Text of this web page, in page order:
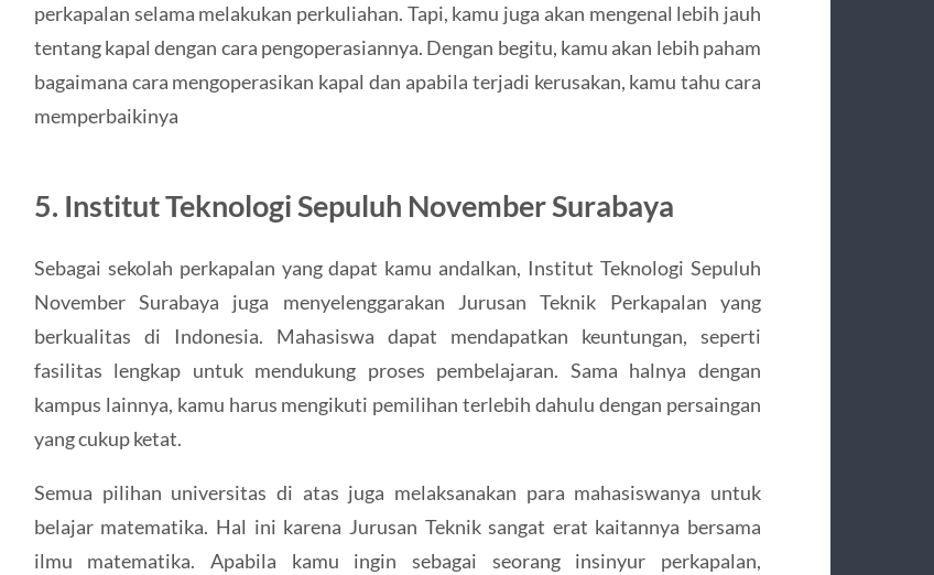
perkapalan selama melakukan perkuliahan. Tapi, kamu juga akan mengenal lebih jauh
tentang kapal dengan cara pengoperasiannya. Dengan begitu, kamu akan lebih paham
bagaimana cara mengoperasikan kapal dan apabila terjadi kerusakan, kamu tahu cara
memperbaikinya
5. Institut Teknologi Sepuluh November Surabaya
Sebagai sekolah perkapalan yang dapat kamu andalkan, Institut Teknologi Sepuluh
November Surabaya juga menyelenggarakan Jurusan Teknik Perkapalan yang
berkualitas di Indonesia. Mahasiswa dapat mendapatkan keuntungan, seperti
fasilitas lengkap untuk mendukung proses pembelajaran. Sama halnya dengan
kampus lainnya, kamu harus mengikuti pemilihan terlebih dahulu dengan persaingan
yang cukup ketat.
Semua pilihan universitas di atas juga melaksanakan para mahasiswanya untuk
belajar matematika. Hal ini karena Jurusan Teknik sangat erat kaitannya bersama
ilmu matematika. Apabila kamu ingin sebagai seorang insinyur perkapalan,